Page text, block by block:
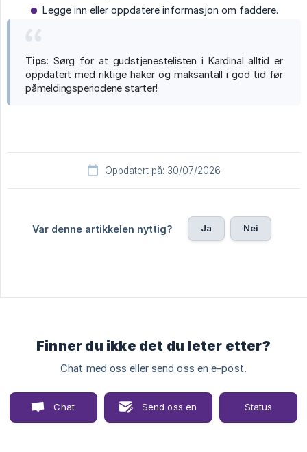
Legge inn eller oppdatere informasjon om faddere.
Tips: Sørg for at gudstjenestelisten i Kardinal alltid er
oppdatert med riktige haker og maksantall i god tid før
påmeldingsperiodene starter!
Oppdatert på: 30/07/2026
Var denne artikkelen nyttig? Ja Nei
Finner du ikke det du leter etter?
Chat med oss eller send oss en e-post.
Chat Send oss en Status